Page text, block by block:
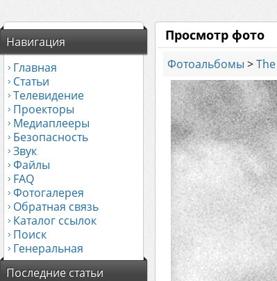
Навигация
Главная
Статьи
Телевидение
Проекторы
Медиаплееры
Безопасность
Звук
Файлы
FAQ
Фотогалерея
Обратная связь
Каталог ссылок
Поиск
Генеральная
Последние статьи
Просмотр фото
Фотоальбомы >